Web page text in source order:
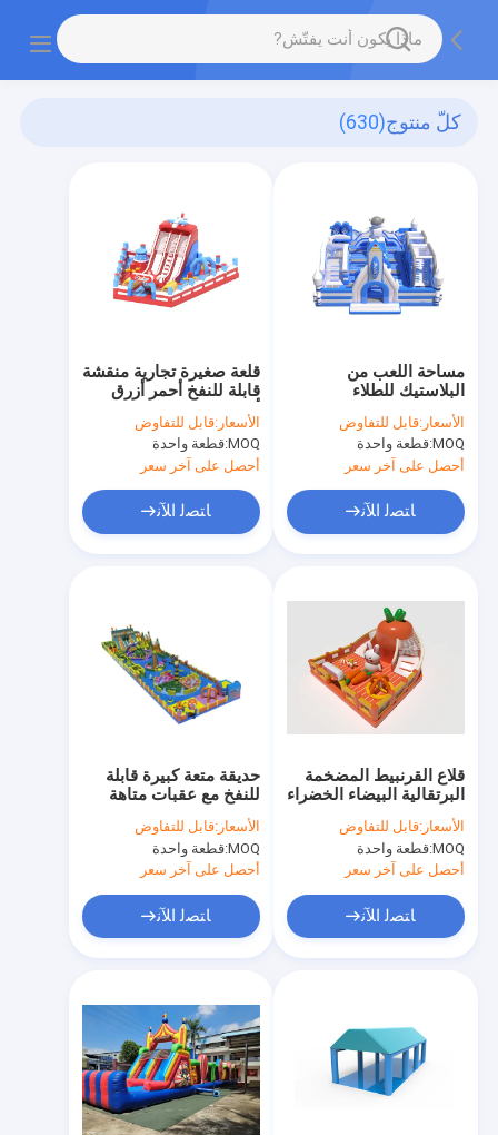
كلّ منتوج(630)
قلعة صغيرة تجارية منقشة
قابلة للنفخ أحمر أزرق
أبيض لون
الأسعار:قابل للتفاوض
MOQ: قطعة واحدة
أحصل على آخر سعر
ﺎﺘﺼﻟ ﺍﻶﻧ
مساحة اللعب من
البلاستيك للطلاء
المضغوطة المنزل
المرتفع الأزرق الأبيض
للأطفال
الأسعار:قابل للتفاوض
MOQ: قطعة واحدة
أحصل على آخر سعر
ﺎﺘﺼﻟ ﺍﻶﻧ
حديقة متعة كبيرة قابلة
للنفخ مع عقبات متاهة
الأسعار:قابل للتفاوض
MOQ: قطعة واحدة
أحصل على آخر سعر
ﺎﺘﺼﻟ ﺍﻶﻧ
قلاع القرنبيط المضخمة
البرتقالية البيضاء الخضراء
مع الشرائح الكبيرة
الأسعار:قابل للتفاوض
MOQ: قطعة واحدة
أحصل على آخر سعر
ﺎﺘﺼﻟ ﺍﻶﻧ